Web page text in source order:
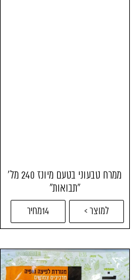
ממרח טבעוני בטעם מיונז 240 מל'
"תבואות"
למוצר > 14מחיר